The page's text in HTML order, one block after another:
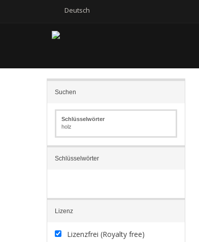
Deutsch
Suchen
Schlüsselwörter
holz
Schlüsselwörter
Lizenz
Lizenzfrei (Royalty free)